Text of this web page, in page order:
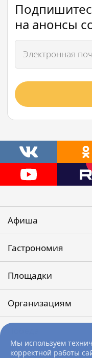
Мы используем
корректной работы
на анонсы
Афиша
Гастрономия
Площадки
Организациям